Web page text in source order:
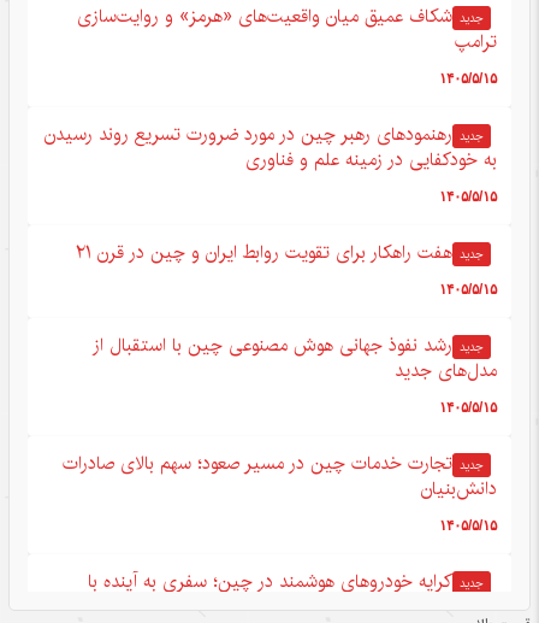
جدید شکاف عمیق میان واقعیت‌های «هرمز» و روایت‌سازی
ترامپ
۱۴۰۵/۵/۱۵
جدید رهنمودهای رهبر چین در مورد ضرورت تسریع روند رسیدن
به خودکفایی در زمینه علم و فناوری
۱۴۰۵/۵/۱۵
جدید هفت راهکار برای تقویت روابط ایران و چین در قرن ۲۱
۱۴۰۵/۵/۱۵
جدید رشد نفوذ جهانی هوش مصنوعی چین با استقبال از
مدل‌های جدید
۱۴۰۵/۵/۱۵
جدید تجارت خدمات چین در مسیر صعود؛ سهم بالای صادرات
دانش‌بنیان
۱۴۰۵/۵/۱۵
جدید کرایه خودروهای هوشمند در چین؛ سفری به آینده با
قیمت امروز